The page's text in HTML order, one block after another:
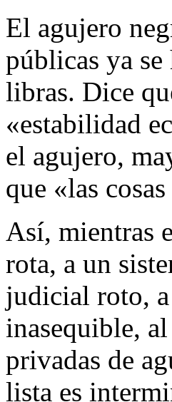
El agujero
públicas ya
libras. Dice
«estabilidad
el agujero,
que «las
Así, mientras
rota, a un
judicial roto,
inasequible,
privadas de
lista es